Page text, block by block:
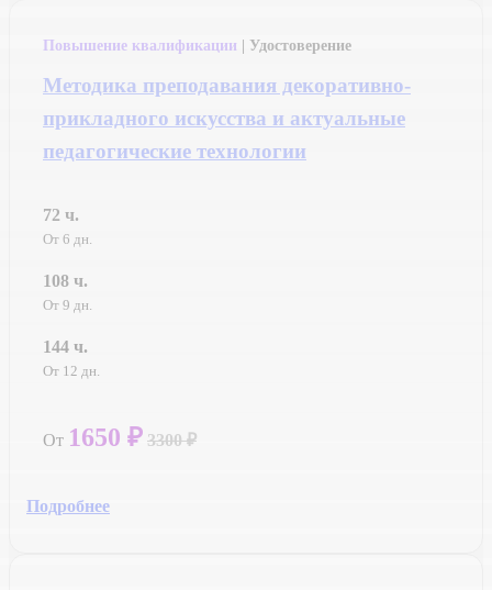
Повышение квалификации | Удостоверение
Методика преподавания декоративно-
прикладного искусства и актуальные
педагогические технологии
72 ч.
От 6 дн.
108 ч.
От 9 дн.
144 ч.
От 12 дн.
От 1650 ₽ 3300 ₽
Подробнее